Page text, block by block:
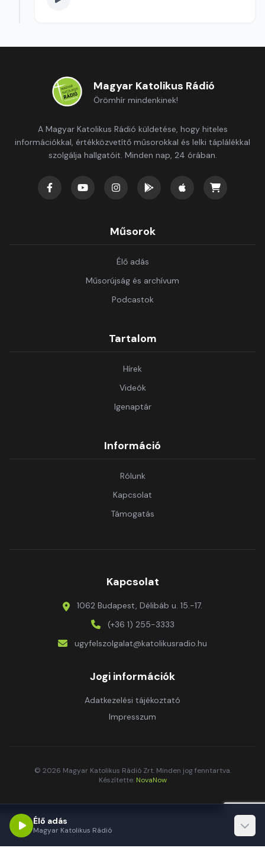
Magyar Katolikus Rádió
Örömhír mindenkinek!
A Magyar Katolikus Rádió küldetése, hogy hiteles
információkkal, értékközvetítő műsorokkal és lelki táplálékkal
szolgálja hallgatóit. Minden nap, 24 órában.
Műsorok
Élő adás
Műsorújság és archívum
Podcastok
Tartalom
Hírek
Videók
Igenaptár
Információ
Rólunk
Kapcsolat
Támogatás
Kapcsolat
1062 Budapest, Délibáb u. 15.-17.
(+36 1) 255-3333
ugyfelszolgalat@katolikusradio.hu
Jogi információk
Adatkezelési tájékoztató
Impresszum
© 2026 Magyar Katolikus Rádió Zrt. Minden jog fenntartva.
Készítette: NovaNow
Élő adás
Magyar Katolikus Rádió